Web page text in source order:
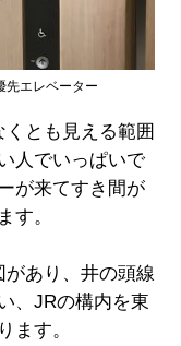
先エレベーター
とも見える範囲
人でいっぱいで
が来てすき間が
す。
あり、井の頭線
、JRの構内を東
ます。